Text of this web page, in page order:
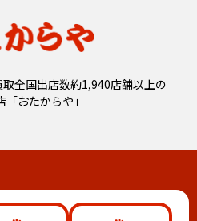
全国出店数約1,940店舗以上の
「おたからや」